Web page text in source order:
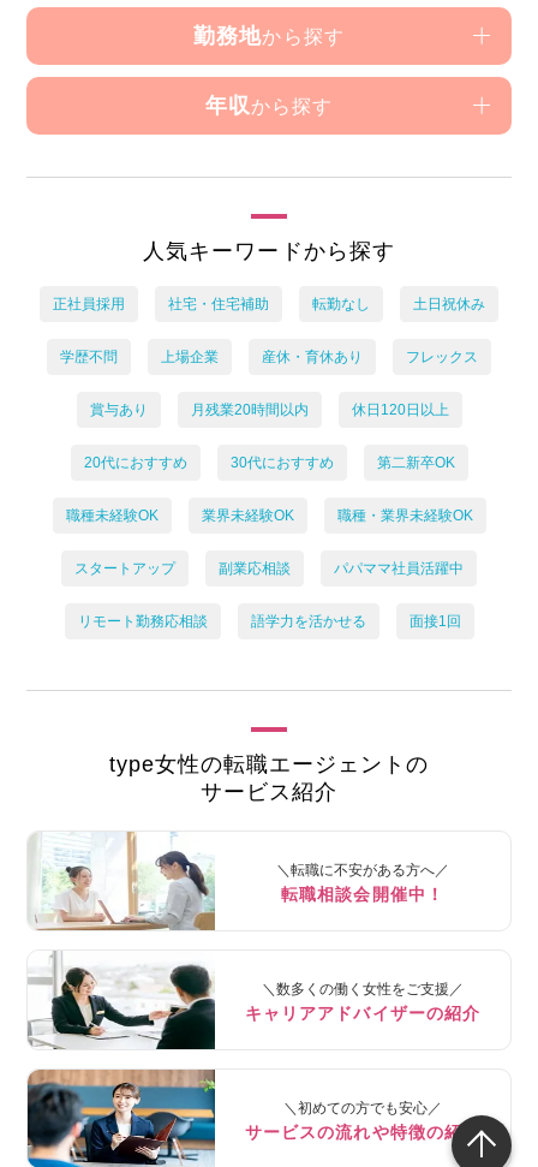
勤務地から探す
年収 から探す
人気キーワードから探す
正社員採用 社宅・住宅補助 転勤なし 土日祝休み
学歴不問 上場企業 産休・育休あり フレックス
賞与あり 月残業20時間以内 休日120日以上
20代におすすめ 30代におすすめ 第二新卒OK
職種未経験OK 業界未経験OK 職種・業界未経験OK
スタートアップ 副業応相談 パパママ社員活躍中
リモート勤務応相談 語学力を活かせる 面接1回
type女性の転職エージェントの
サービス紹介
＼転職に不安がある方へ／
転職相談会開催中！
＼数多くの働く女性をご支援／
キャリアアドバイザーの紹介
＼初めての方でも安心／
サービスの流れや特徴の紹介